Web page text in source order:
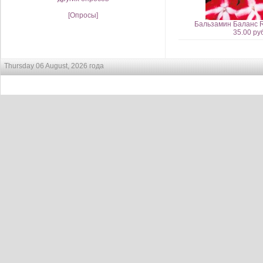
[Опросы]
Бальзамин Баланс
35.00
Thursday 06 August, 2026 года